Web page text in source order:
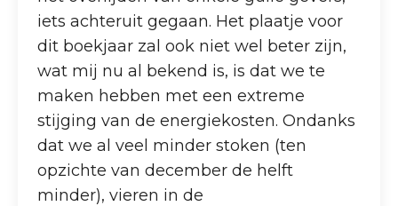
iets achteruit gegaan. Het plaatje voor
dit boekjaar zal ook niet wel beter zijn,
wat mij nu al bekend is, is dat we te
maken hebben met een extreme
stijging van de energiekosten. Ondanks
dat we al veel minder stoken (ten
opzichte van december de helft
minder), vieren in de